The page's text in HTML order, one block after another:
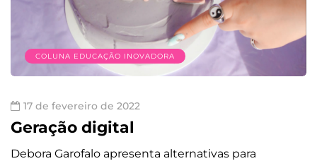
COLUNA EDUCAÇÃO INOVADORA
17 de fevereiro de 2022
Geração digital
Debora Garofalo apresenta alternativas para